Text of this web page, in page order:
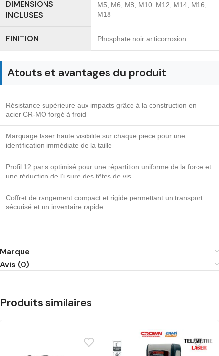
DIMENSIONS
INCLUSES
M5, M6, M8, M10, M12, M14, M16,
M18
FINITION Phosphate noir anticorrosion
Atouts et avantages du produit
Résistance supérieure aux impacts grâce à la construction en
acier CR-MO forgé à froid
Marquage laser haute visibilité sur chaque pièce pour une
identification immédiate de la taille
Profil 12 pans optimisé pour une répartition uniforme de la force et
une réduction de l’usure des têtes de vis
Coffret de rangement compact et rigide permettant un transport
sécurisé et un inventaire rapide
Marque
Avis (0)
Produits similaires